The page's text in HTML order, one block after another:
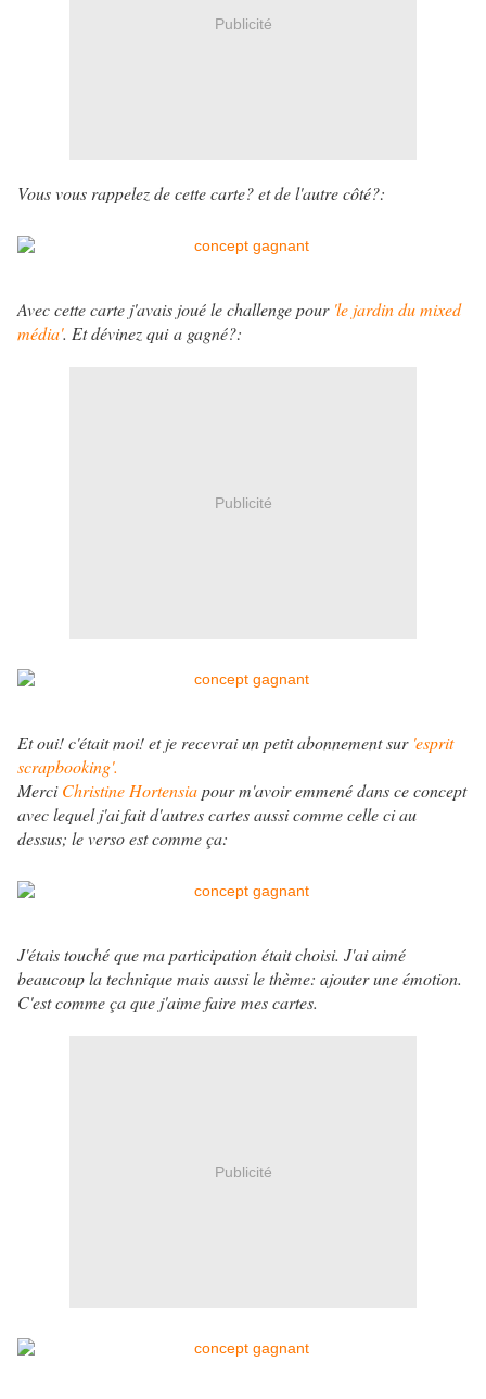
Publicité
Vous vous rappelez de cette carte? et de l'autre côté?:
Avec cette carte j'avais joué le challenge pour 'le jardin du mixed
média'. Et dévinez qui a gagné?:
Publicité
Et oui! c'était moi! et je recevrai un petit abonnement sur 'esprit
scrapbooking'.
MerciChristine Hortensiapour m'avoir emmené dans ce concept
avec lequel j'ai fait d'autres cartes aussi comme celle ci au
dessus; le verso est comme ça:
J'étais touché que ma participation était choisi. J'ai aimé
beaucoup la technique mais aussi le thème: ajouter une émotion.
C'est comme ça que j'aime faire mes cartes.
Publicité